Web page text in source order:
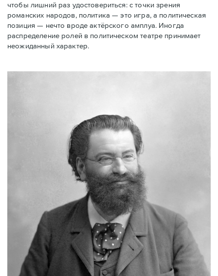
чтобы лишний раз удостовериться: с точки зрения
романских народов, политика — это игра, а политическая
позиция — нечто вроде актёрского амплуа. Иногда
распределение ролей в политическом театре принимает
неожиданный характер.